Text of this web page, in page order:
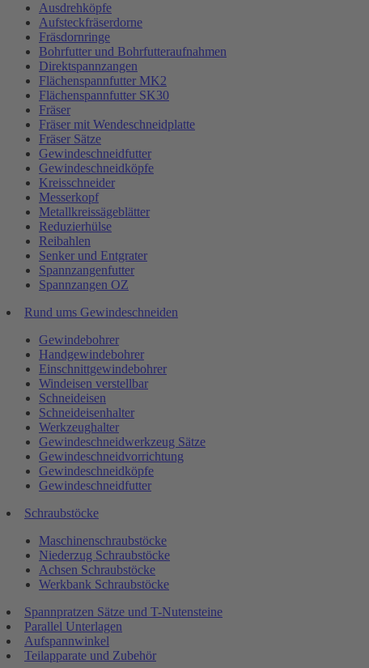
Ausdrehköpfe
Aufsteckfräserdorne
Fräsdornringe
Bohrfutter und Bohrfutteraufnahmen
Direktspannzangen
Flächenspannfutter MK2
Flächenspannfutter SK30
Fräser
Fräser mit Wendeschneidplatte
Fräser Sätze
Gewindeschneidfutter
Gewindeschneidköpfe
Kreisschneider
Messerkopf
Metallkreissägeblätter
Reduzierhülse
Reibahlen
Senker und Entgrater
Spannzangenfutter
Spannzangen OZ
Rund ums Gewindeschneiden
Gewindebohrer
Handgewindebohrer
Einschnittgewindebohrer
Windeisen verstellbar
Schneideisen
Schneideisenhalter
Werkzeughalter
Gewindeschneidwerkzeug Sätze
Gewindeschneidvorrichtung
Gewindeschneidköpfe
Gewindeschneidfutter
Schraubstöcke
Maschinenschraubstöcke
Niederzug Schraubstöcke
Achsen Schraubstöcke
Werkbank Schraubstöcke
Spannpratzen Sätze und T-Nutensteine
Parallel Unterlagen
Aufspannwinkel
Teilapparate und Zubehör